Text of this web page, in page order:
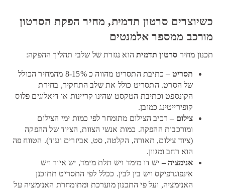
כשיוצרים סרטון תדמית, מחיר הפקת הסרטון
מורכב ממספר אלמנטים
תכנון מחיר סרטון תדמיתהוא נגזרת של שלבי תהליך ההפקה:
תסריט
– כתיבת התסריט מהווה כ 8-15% מהמחיר הכולל
של הסרט. התסריט כולל את שלב התחקיר, בחירת
הקונספט וכתיבת הטקסט שהינו קריינות או דיאלוגים פלוס
קופירייטינג כמובן.
צילום – רכיב הצילום מתומחר לפי כמות ימי הצילום
ומורכבות ההפקה. כמות אנשי הצוות, הציוד של ההפקה
(ציוד צילום, תאורה, הקלטה, סט, אביזרים ועוד). הטווח פה
הוא רחב ומגוון.
אנימציה – יש דו מימד ויש תלת מימד, יש איור ויש
אינפוגרפיקס ויש בין לבין. ככלל לפי התסריט תתוכנן
האנימציה, ועל פי התכנון מוערכת ומתומחרת האנימציה על